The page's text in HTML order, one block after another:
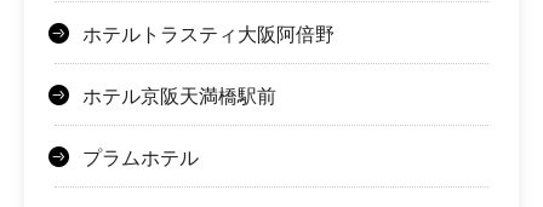
ホテルトラスティ大阪阿倍野
ホテル京阪天満橋駅前
プラムホテル